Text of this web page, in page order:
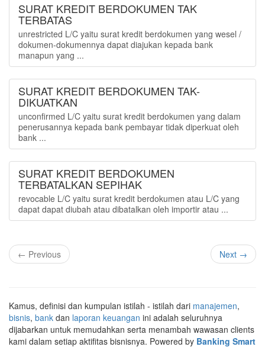
SURAT KREDIT BERDOKUMEN TAK
TERBATAS
unrestricted L/C yaitu surat kredit berdokumen yang wesel /
dokumen-dokumennya dapat diajukan kepada bank
manapun yang ...
SURAT KREDIT BERDOKUMEN TAK-
DIKUATKAN
unconfirmed L/C yaitu surat kredit berdokumen yang dalam
penerusannya kepada bank pembayar tidak diperkuat oleh
bank ...
SURAT KREDIT BERDOKUMEN
TERBATALKAN SEPIHAK
revocable L/C yaitu surat kredit berdokumen atau L/C yang
dapat dapat diubah atau dibatalkan oleh importir atau ...
← Previous Next →
Kamus, definisi dan kumpulan istilah - istilah dari manajemen,
bisnis, bank dan laporan keuangan ini adalah seluruhnya
dijabarkan untuk memudahkan serta menambah wawasan clients
kami dalam setiap aktifitas bisnisnya. Powered by Banking Smart